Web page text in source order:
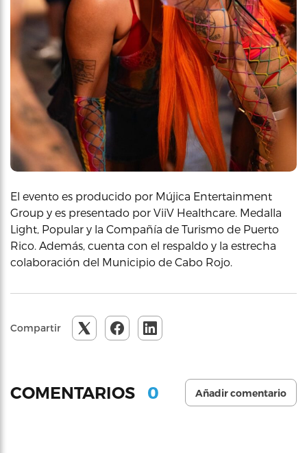
El evento es producido por Mújica Entertainment
Group y es presentado por ViiV Healthcare. Medalla
Light, Popular y la Compañía de Turismo de Puerto
Rico. Además, cuenta con el respaldo y la estrecha
colaboración del Municipio de Cabo Rojo.
Compartir
COMENTARIOS 0 Añadir comentario